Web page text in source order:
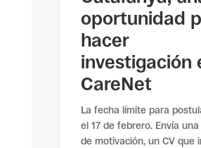
oportunidad
hacer
investigación
CareNet
La fecha límite para
el 17 de febrero. Envía
de motivación, un CV que